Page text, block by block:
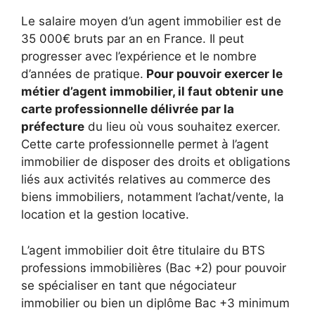
Le salaire moyen d’un agent immobilier est de
35 000€ bruts par an en France. Il peut
progresser avec l’expérience et le nombre
d’années de pratique. Pour pouvoir exercer le
métier d’agent immobilier, il faut obtenir une
carte professionnelle délivrée par la
préfecture du lieu où vous souhaitez exercer.
Cette carte professionnelle permet à l’agent
immobilier de disposer des droits et obligations
liés aux activités relatives au commerce des
biens immobiliers, notamment l’achat/vente, la
location et la gestion locative.
L’agent immobilier doit être titulaire du BTS
professions immobilières (Bac +2) pour pouvoir
se spécialiser en tant que négociateur
immobilier ou bien un diplôme Bac +3 minimum